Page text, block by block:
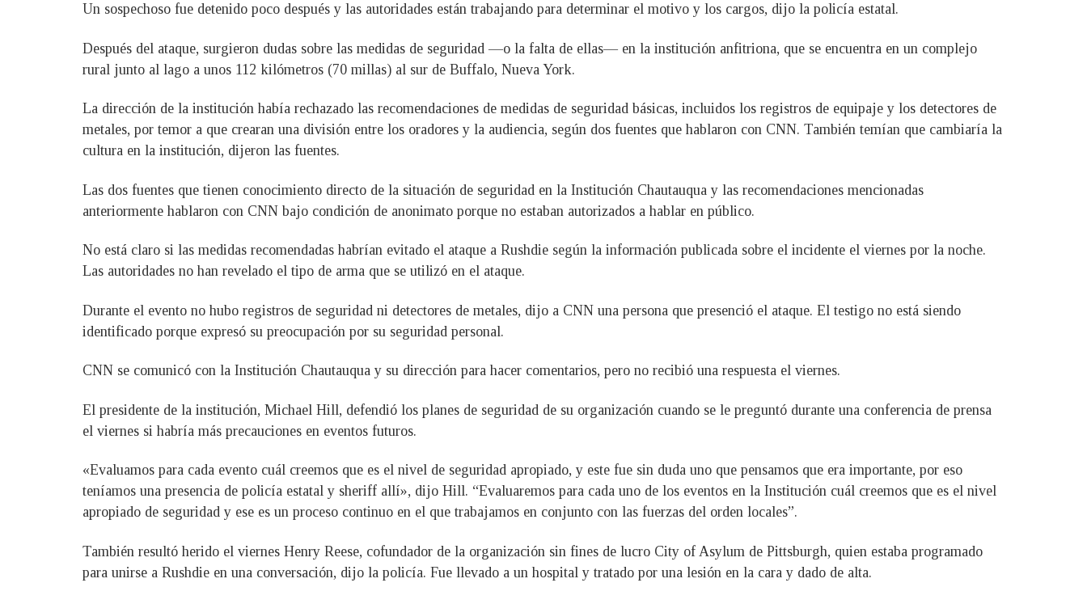
Un sospechoso fue detenido poco después y las autoridades están trabajando para determinar el motivo y los cargos, dijo la policía estatal.
Después del ataque, surgieron dudas sobre las medidas de seguridad —o la falta de ellas— en la institución anfitriona, que se encuentra en un complejo
rural junto al lago a unos 112 kilómetros (70 millas) al sur de Buffalo, Nueva York.
La dirección de la institución había rechazado las recomendaciones de medidas de seguridad básicas, incluidos los registros de equipaje y los detectores de
metales, por temor a que crearan una división entre los oradores y la audiencia, según dos fuentes que hablaron con CNN. También temían que cambiaría la
cultura en la institución, dijeron las fuentes.
Las dos fuentes que tienen conocimiento directo de la situación de seguridad en la Institución Chautauqua y las recomendaciones mencionadas
anteriormente hablaron con CNN bajo condición de anonimato porque no estaban autorizados a hablar en público.
No está claro si las medidas recomendadas habrían evitado el ataque a Rushdie según la información publicada sobre el incidente el viernes por la noche.
Las autoridades no han revelado el tipo de arma que se utilizó en el ataque.
Durante el evento no hubo registros de seguridad ni detectores de metales, dijo a CNN una persona que presenció el ataque. El testigo no está siendo
identificado porque expresó su preocupación por su seguridad personal.
CNN se comunicó con la Institución Chautauqua y su dirección para hacer comentarios, pero no recibió una respuesta el viernes.
El presidente de la institución, Michael Hill, defendió los planes de seguridad de su organización cuando se le preguntó durante una conferencia de prensa
el viernes si habría más precauciones en eventos futuros.
«Evaluamos para cada evento cuál creemos que es el nivel de seguridad apropiado, y este fue sin duda uno que pensamos que era importante, por eso
teníamos una presencia de policía estatal y sheriff allí», dijo Hill. “Evaluaremos para cada uno de los eventos en la Institución cuál creemos que es el nivel
apropiado de seguridad y ese es un proceso continuo en el que trabajamos en conjunto con las fuerzas del orden locales”.
También resultó herido el viernes Henry Reese, cofundador de la organización sin fines de lucro City of Asylum de Pittsburgh, quien estaba programado
para unirse a Rushdie en una conversación, dijo la policía. Fue llevado a un hospital y tratado por una lesión en la cara y dado de alta.